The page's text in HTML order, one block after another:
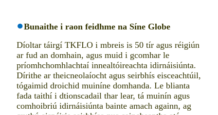
●Bunaithe i raon feidhme na Síne Globe
Díoltar táirgí TKFLO i mbreis is 50 tír agus réigiún
ar fud an domhain, agus muid i gcomhar le
príomhchomhlachtaí innealtóireachta idirnáisiúnta.
Dírithe ar theicneolaíocht agus seirbhís eisceachtúil,
tógaimid droichid muiníne domhanda. Le blianta
fada taithí i dtionscadail thar lear, tá muinín agus
comhoibriú idirnáisiúnta bainte amach againn, ag